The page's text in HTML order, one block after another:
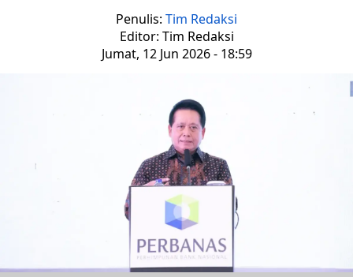
Penulis: Tim Redaksi
Editor: Tim Redaksi
Jumat, 12 Jun 2026 - 18:59